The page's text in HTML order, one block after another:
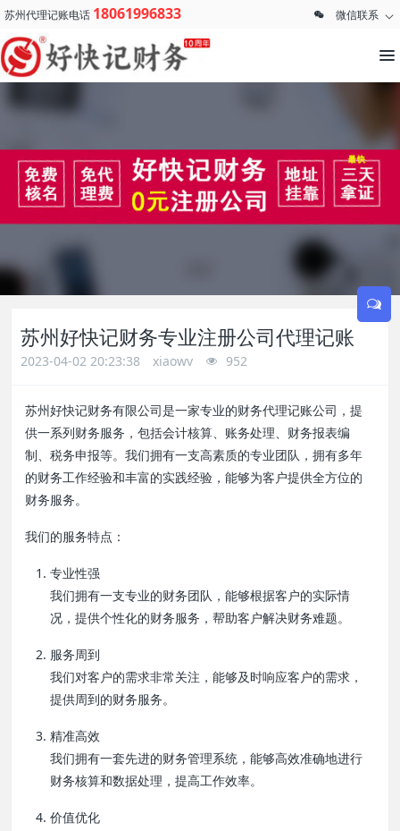
苏州代理记账电话 18061996833 微信联系
苏州好快记财务专业注册公司代理记账
2023-04-02 20:23:38 xiaowv 952
苏州好快记财务有限公司是一家专业的财务代理记账公司，提
供一系列财务服务，包括会计核算、账务处理、财务报表编
制、税务申报等。我们拥有一支高素质的专业团队，拥有多年
的财务工作经验和丰富的实践经验，能够为客户提供全方位的
财务服务。
我们的服务特点：
专业性强
我们拥有一支专业的财务团队，能够根据客户的实际情
况，提供个性化的财务服务，帮助客户解决财务难题。
服务周到
我们对客户的需求非常关注，能够及时响应客户的需求，
提供周到的财务服务。
精准高效
我们拥有一套先进的财务管理系统，能够高效准确地进行
财务核算和数据处理，提高工作效率。
价值优化